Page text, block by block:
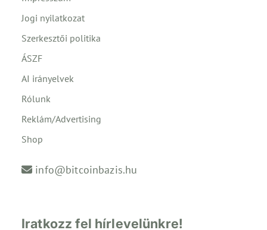
Jogi nyilatkozat
Szerkesztői politika
ÁSZF
AI irányelvek
Rólunk
Reklám/Advertising
Shop
info@bitcoinbazis.hu
Iratkozz fel hírlevelünkre!